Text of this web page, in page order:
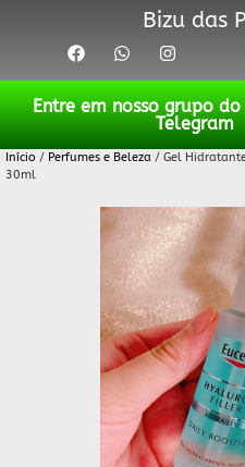
Bizu das
Entre em nosso grupo
Telegram
Início / Perfumes e Beleza / Gel
30ml